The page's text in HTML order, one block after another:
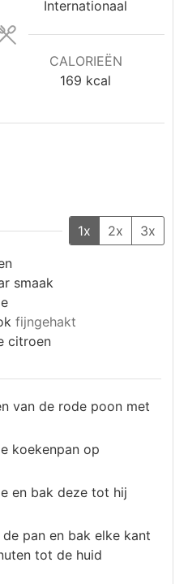
Internationaal
CALORIEËN
169 kcal
1x 2x
3x
smaak
fijngehakt
citroen
van de rode poon met
koekenpan op
en bak deze tot hij
pan en bak elke kant
tot de huid